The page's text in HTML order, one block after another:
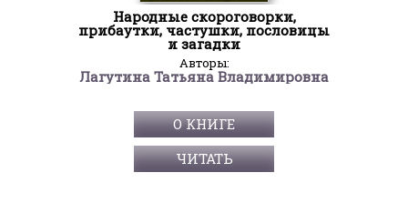
Народные скороговорки,
прибаутки, частушки, пословицы
и загадки
Авторы:
Лагутина Татьяна Владимировна
О КНИГЕ
ЧИТАТЬ